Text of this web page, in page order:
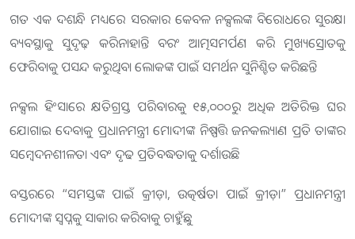
ଗତ ଏକ ଦଶନ୍ଧି ମଧ୍ୟରେ ସରକାର କେବଳ ନକ୍ସଲଙ୍କ ବିରୋଧରେ ସୁରକ୍ଷା
ବ୍ୟବସ୍ଥାକୁ ସୁଦୃଢ଼ କରିନାହାନ୍ତି ବରଂ ଆତ୍ମସମର୍ପଣ କରି ମୁଖ୍ୟସ୍ରୋତକୁ
ଫେରିବାକୁ ପସନ୍ଦ କରୁଥିବା ଲୋକଙ୍କ ପାଇଁ ସମର୍ଥନ ସୁନିଶ୍ଚିତ କରିଛନ୍ତି
ନକ୍ସଲ ହିଂସାରେ କ୍ଷତିଗ୍ରସ୍ତ ପରିବାରକୁ ୧୫,୦୦୦ରୁ ଅଧିକ ଅତିରିକ୍ତ ଘର
ଯୋଗାଇ ଦେବାକୁ ପ୍ରଧାନମନ୍ତ୍ରୀ ମୋଦୀଙ୍କ ନିଷ୍ପତ୍ତି ଜନକଲ୍ୟାଣ ପ୍ରତି ତାଙ୍କର
ସମ୍ବେଦନଶୀଳତା ଏବଂ ଦୃଢ ପ୍ରତିବଦ୍ଧତାକୁ ଦର୍ଶାଉଛି
ବସ୍ତରରେ “ସମସ୍ତଙ୍କ ପାଇଁ କ୍ରୀଡ଼ା, ଉତ୍କର୍ଷତା ପାଇଁ କ୍ରୀଡ଼ା” ପ୍ରଧାନମନ୍ତ୍ରୀ
ମୋଦୀଙ୍କ ସ୍ୱପ୍ନକୁ ସାକାର କରିବାକୁ ଚାହୁଁଛୁ